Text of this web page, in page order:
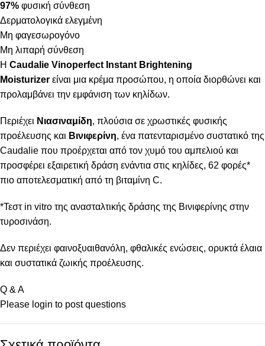
97% φυσική σύνθεση
Δερματολογικά ελεγμένη
Μη φαγεσωρογόνο
Μη λιπαρή σύνθεση
Η Caudalie Vinoperfect Instant Brightening
Moisturizer είναι μια κρέμα προσώπου, η οποία διορθώνει και
προλαμβάνει την εμφάνιση των κηλίδων.
Περιέχει Νιασιναμίδη, πλούσια σε χρωστικές φυσικής
προέλευσης και Βινιφερίνη, ένα πατενταρισμένο συστατικό της
Caudalie που προέρχεται από τον χυμό του αμπελιού και
προσφέρει εξαιρετική δράση ενάντια στις κηλίδες, 62 φορές*
πιο αποτελεσματική από τη βιταμίνη C.
*Τεστ in vitro της ανασταλτικής δράσης της Βινιφερίνης στην
τυροσινάση.
Δεν περιέχει φαινοξυαιθανόλη, φθαλικές ενώσεις, ορυκτά έλαια
και συστατικά ζωικής προέλευσης.
Q & A
Please login to post questions